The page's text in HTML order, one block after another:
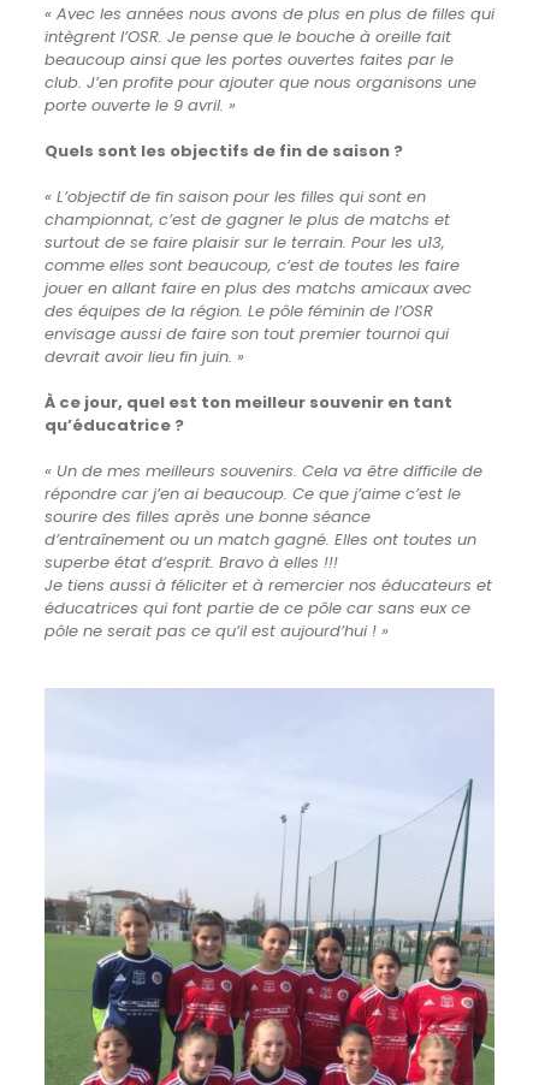
« Avec les années nous avons de plus en plus de filles qui
intègrent l’OSR. Je pense que le bouche à oreille fait
beaucoup ainsi que les portes ouvertes faites par le
club. J’en profite pour ajouter que nous organisons une
porte ouverte le 9 avril. »
Quels sont les objectifs de fin de saison ?
« L’objectif de fin saison pour les filles qui sont en
championnat, c’est de gagner le plus de matchs et
surtout de se faire plaisir sur le terrain. Pour les u13,
comme elles sont beaucoup, c’est de toutes les faire
jouer en allant faire en plus des matchs amicaux avec
des équipes de la région. Le pôle féminin de l’OSR
envisage aussi de faire son tout premier tournoi qui
devrait avoir lieu fin juin. »
À ce jour, quel est ton meilleur souvenir en tant
qu’éducatrice ?
« Un de mes meilleurs souvenirs. Cela va être difficile de
répondre car j’en ai beaucoup. Ce que j’aime c’est le
sourire des filles après une bonne séance
d’entraînement ou un match gagné. Elles ont toutes un
superbe état d’esprit. Bravo à elles !!!
Je tiens aussi à féliciter et à remercier nos éducateurs et
éducatrices qui font partie de ce pôle car sans eux ce
pôle ne serait pas ce qu’il est aujourd’hui ! »